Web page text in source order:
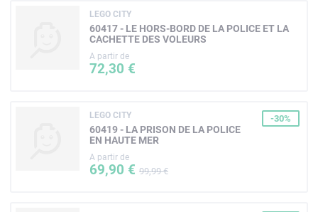
LEGO CITY
60417 - LE HORS-BORD DE LA POLICE ET LA
CACHETTE DES VOLEURS
A partir de
72,30 €
LEGO CITY
60419 - LA PRISON DE LA POLICE
EN HAUTE MER
A partir de
69,90 € 99,99 €
-30%